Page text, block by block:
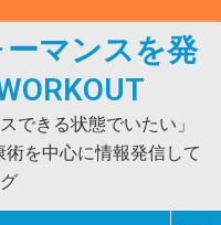
マンスを発
できる状態でいたい」
を中心に情報発信して